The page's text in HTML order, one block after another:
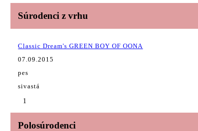
Súrodenci z vrhu
Classic Dream's GREEN BOY OF OONA
07.09.2015
pes
sivastá
1
Polosúrodenci